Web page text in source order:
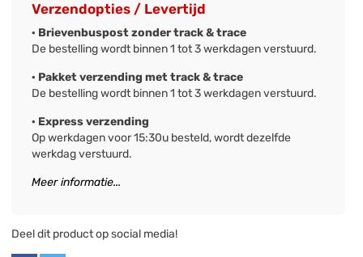
Verzendopties / Levertijd
· Brievenbuspost zonder track & trace
De bestelling wordt binnen 1 tot 3 werkdagen verstuurd.
· Pakket verzending met track & trace
De bestelling wordt binnen 1 tot 3 werkdagen verstuurd.
· Express verzending
Op werkdagen voor 15:30u besteld, wordt dezelfde
werkdag verstuurd.
Meer informatie...
Deel dit product op social media!